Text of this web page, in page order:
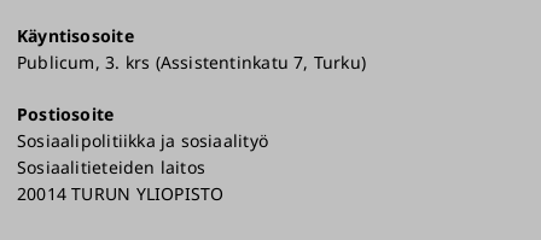
Käyntisosoite
Publicum, 3. krs (Assistentinkatu 7, Turku)
Postiosoite
Sosiaalipolitiikka ja sosiaalityö
Sosiaalitieteiden laitos
20014 TURUN YLIOPISTO